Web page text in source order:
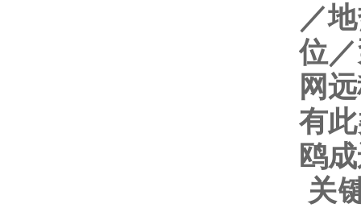
／
位
网
有
鸥
关